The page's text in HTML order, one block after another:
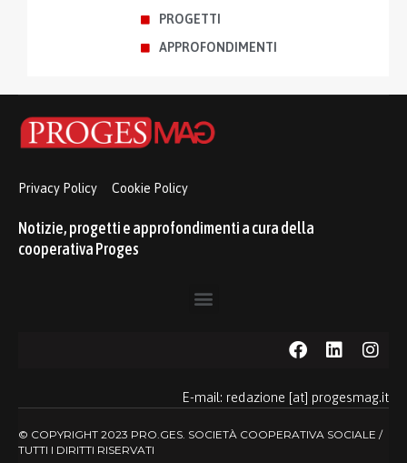
PROGETTI
APPROFONDIMENTI
Privacy Policy Cookie Policy
Notizie, progetti e approfondimenti a cura della
cooperativa Proges
E-mail: redazione [at] progesmag.it
© COPYRIGHT 2023 PRO.GES. SOCIETÀ COOPERATIVA SOCIALE /
TUTTI I DIRITTI RISERVATI